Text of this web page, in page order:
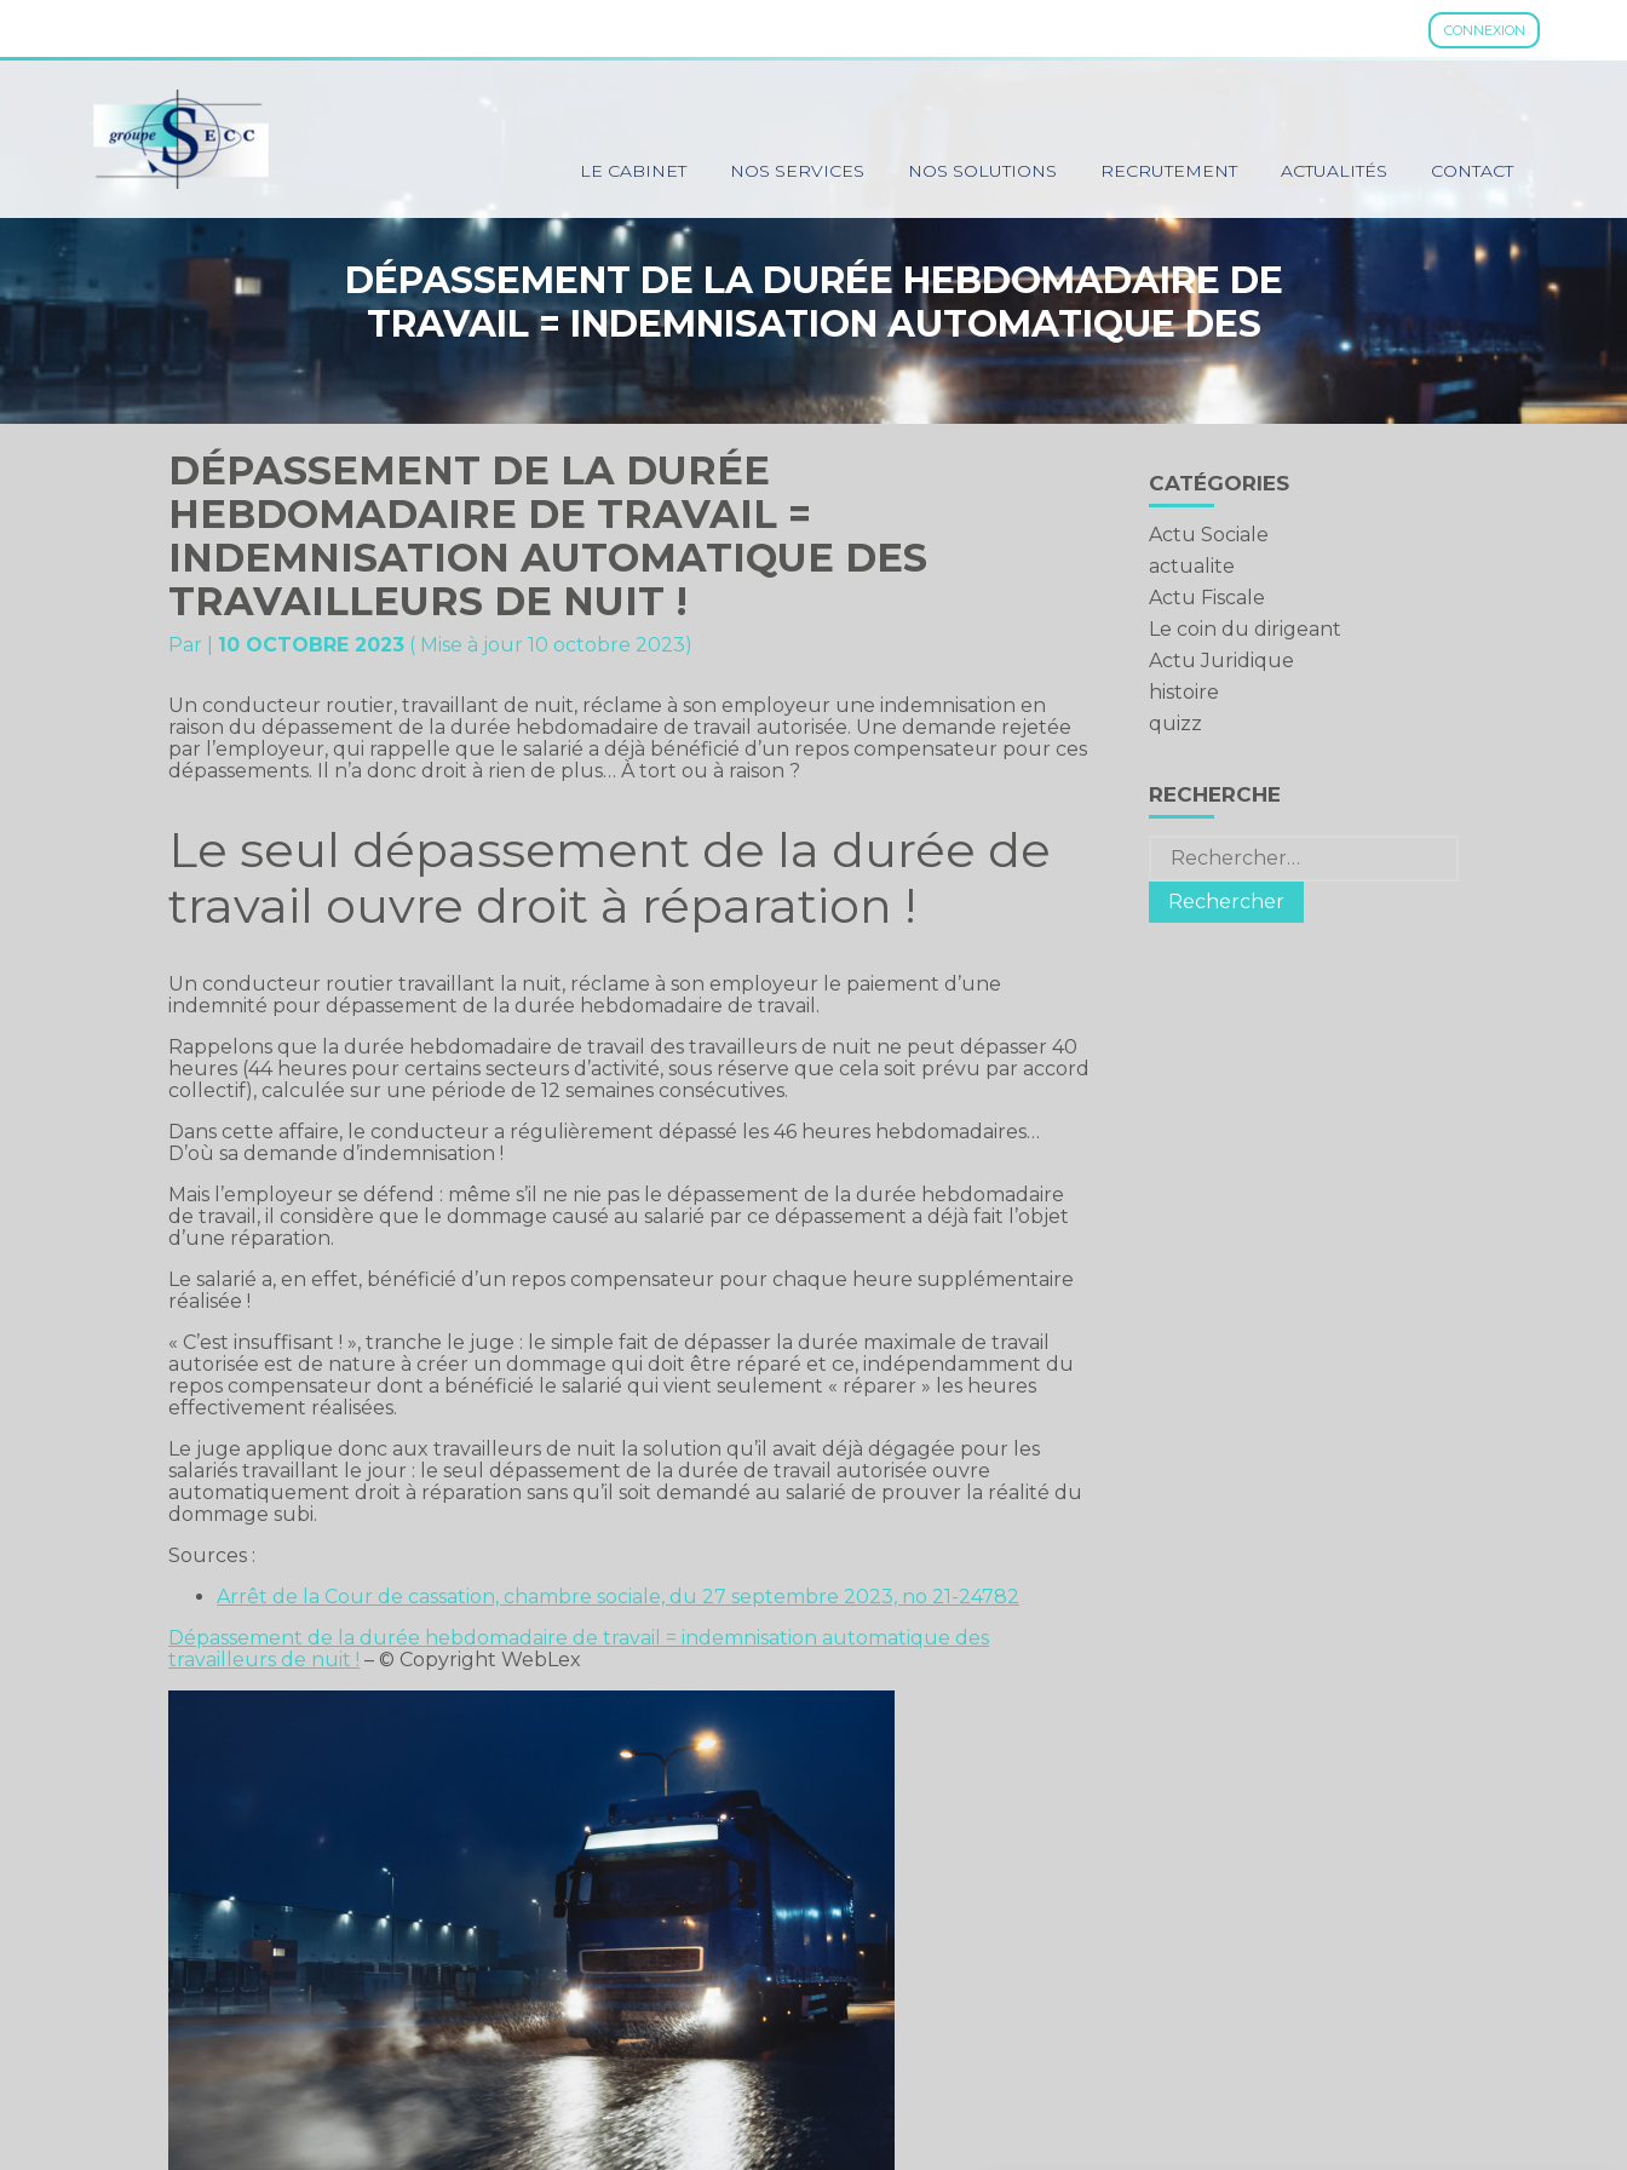
CONNEXION
au
Principal
LE CABINET NOS SERVICES NOS SOLUTIONS RECRUTEMENT ACTUALITÉS CONTACT
DÉPASSEMENT DE LA DURÉE HEBDOMADAIRE DE
TRAVAIL = INDEMNISATION AUTOMATIQUE DES
TRAVAILLEURS DE NUIT !
DÉPASSEMENT DE LA DURÉE
HEBDOMADAIRE DE TRAVAIL =
INDEMNISATION AUTOMATIQUE DES
TRAVAILLEURS DE NUIT !
Par 10 OCTOBRE 2023 ( Mise à jour 10 octobre 2023)
Un conducteur routier, travaillant de nuit, réclame à son employeur une indemnisation en
raison du dépassement de la durée hebdomadaire de travail autorisée. Une demande rejetée
par l’employeur, qui rappelle que le salarié a déjà bénéficié d’un repos compensateur pour ces
dépassements. Il n’a donc droit à rien de plus… À tort ou à raison ?
Le seul dépassement de la durée de
travail ouvre droit à réparation !
Un conducteur routier travaillant la nuit, réclame à son employeur le paiement d’une
indemnité pour dépassement de la durée hebdomadaire de travail.
Rappelons que la durée hebdomadaire de travail des travailleurs de nuit ne peut dépasser 40
heures (44 heures pour certains secteurs d’activité, sous réserve que cela soit prévu par accord
collectif), calculée sur une période de 12 semaines consécutives.
Dans cette affaire, le conducteur a régulièrement dépassé les 46 heures hebdomadaires…
D’où sa demande d’indemnisation !
Mais l’employeur se défend : même s’il ne nie pas le dépassement de la durée hebdomadaire
de travail, il considère que le dommage causé au salarié par ce dépassement a déjà fait l’objet
d’une réparation.
Le salarié a, en effet, bénéficié d’un repos compensateur pour chaque heure supplémentaire
réalisée !
« C’est insuffisant ! », tranche le juge : le simple fait de dépasser la durée maximale de travail
autorisée est de nature à créer un dommage qui doit être réparé et ce, indépendamment du
repos compensateur dont a bénéficié le salarié qui vient seulement « réparer » les heures
effectivement réalisées.
Le juge applique donc aux travailleurs de nuit la solution qu’il avait déjà dégagée pour les
salariés travaillant le jour : le seul dépassement de la durée de travail autorisée ouvre
automatiquement droit à réparation sans qu’il soit demandé au salarié de prouver la réalité du
dommage subi.
Sources :
Arrêt de la Cour de cassation, chambre sociale, du 27 septembre 2023, no 21-24782
Dépassement de la durée hebdomadaire de travail = indemnisation automatique des
travailleurs de nuit ! – © Copyright WebLex
Blog
sidebar
CATÉGORIES
Actu Sociale
actualite
Actu Fiscale
Le coin du dirigeant
Actu Juridique
histoire
quizz
RECHERCHE
Rechercher :